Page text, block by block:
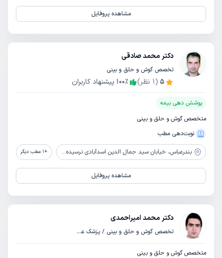
مشاهده پروفایل
دکتر محمد صادقی
تخصص گوش و حلق و بینی
5
(
1 نظر) 100٪ پیشنهاد کاربران
پوشش دهی بیمه
متخصص گوش و حلق و بینی
نوبت‌دهی مطب
بندرعباس، خیابان سید جمال الدین اسدآبادی نرسیده به چهارراه مرادی کوچه نبش داروخانه امیری زاده ساختمان پزشکان شریف طبقه چهارم +
1 مطب دیگر
مشاهده پروفایل
دکتر محمد امیراحمدی
تخصص گوش و حلق و بینی / پزشک عمومی
متخصص گوش و حلق و بینی